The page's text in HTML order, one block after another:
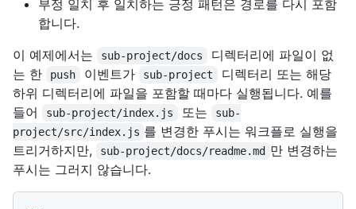
부정 일치 후 일치하는 긍정 패턴은 경로를 다시 포함
합니다.
이 예제에서는
sub-project/docs
디렉터리에 파일이 없
는 한
push 이벤트가 sub-project
디렉터리 또는 해당
하위 디렉터리에 파일을 포함할 때마다 실행됩니다. 예를
들어
sub-project/index.js 또는
sub-
project/src/index.js 를 변경한 푸시는 워크플로 실행을
트리거하지만,
sub-project/docs/readme.md 만 변경하는
푸시는 그러지 않습니다.